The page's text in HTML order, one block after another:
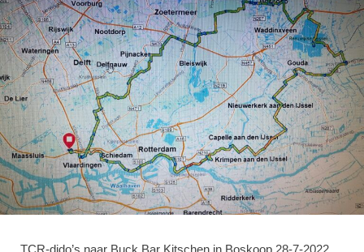
TCR-dido’s naar Buck Bar Kitschen in Boskoop 28-7-2022